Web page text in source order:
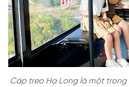
Cáp treo Hạ Long là một